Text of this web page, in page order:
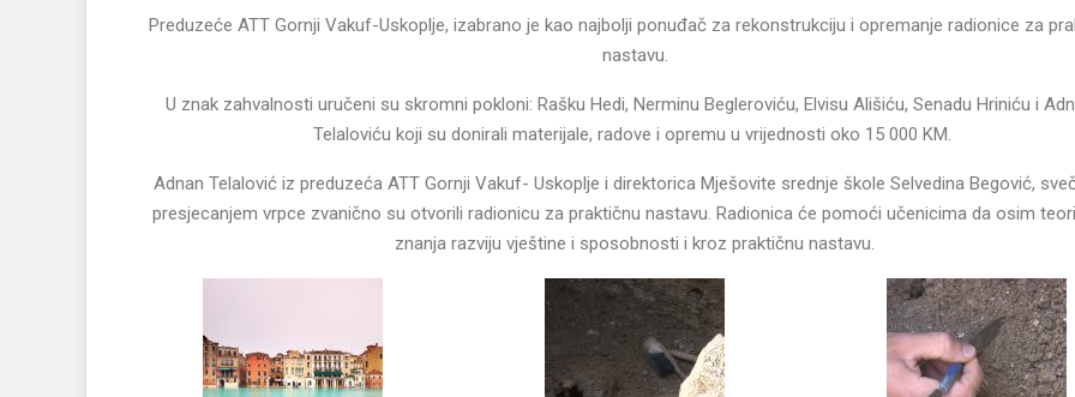
Preduzeće ATT Gornji Vakuf-Uskoplje, izabrano je kao najbolji ponuđač za rekonstrukciju i opremanje radionice za
nastavu.
U znak zahvalnosti uručeni su skromni pokloni: Rašku Hedi, Nerminu Begleroviću, Elvisu Ališiću, Senadu Hriniću i
Telaloviću koji su donirali materijale, radove i opremu u vrijednosti oko 15 000 KM.
Adnan Telalović iz preduzeća ATT Gornji Vakuf- Uskoplje i direktorica Mješovite srednje škole Selvedina Begović,
presjecanjem vrpce zvanično su otvorili radionicu za praktičnu nastavu. Radionica će pomoći učenicima da osim
znanja razviju vještine i sposobnosti i kroz praktičnu nastavu.